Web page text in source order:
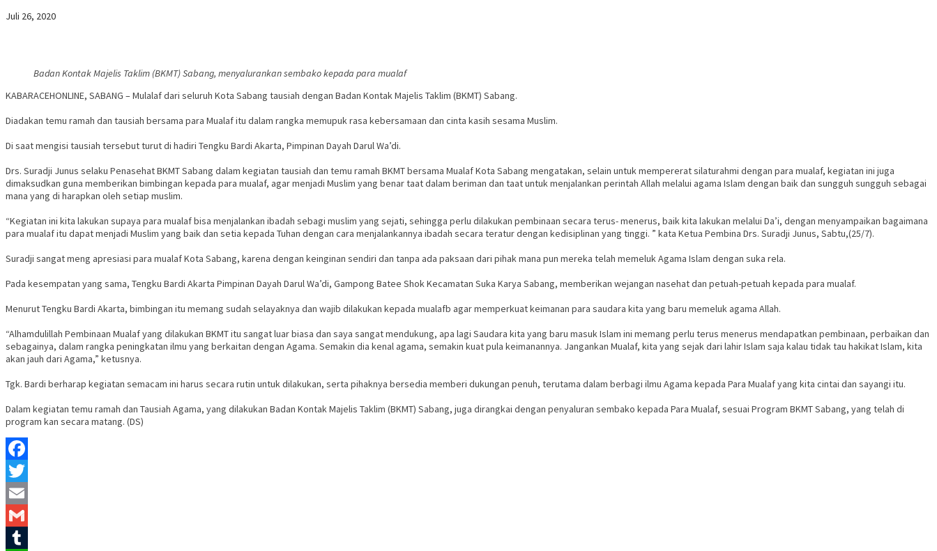
Juli 26, 2020
Badan Kontak Majelis Taklim (BKMT) Sabang, menyalurankan sembako kepada para mualaf
KABARACEHONLINE, SABANG – Mulalaf dari seluruh Kota Sabang tausiah dengan Badan Kontak Majelis Taklim (BKMT) Sabang.
Diadakan temu ramah dan tausiah bersama para Mualaf itu dalam rangka memupuk rasa kebersamaan dan cinta kasih sesama Muslim.
Di saat mengisi tausiah tersebut turut di hadiri Tengku Bardi Akarta, Pimpinan Dayah Darul Wa’di.
Drs. Suradji Junus selaku Penasehat BKMT Sabang dalam kegiatan tausiah dan temu ramah BKMT bersama Mualaf Kota Sabang mengatakan, selain untuk mempererat silaturahmi dengan para mualaf, kegiatan ini juga
dimaksudkan guna memberikan bimbingan kepada para mualaf, agar menjadi Muslim yang benar taat dalam beriman dan taat untuk menjalankan perintah Allah melalui agama Islam dengan baik dan sungguh sungguh sebagai
mana yang di harapkan oleh setiap muslim.
“Kegiatan ini kita lakukan supaya para mualaf bisa menjalankan ibadah sebagi muslim yang sejati, sehingga perlu dilakukan pembinaan secara terus- menerus, baik kita lakukan melalui Da’i, dengan menyampaikan bagaimana
para mualaf itu dapat menjadi Muslim yang baik dan setia kepada Tuhan dengan cara menjalankannya ibadah secara teratur dengan kedisiplinan yang tinggi. ” kata Ketua Pembina Drs. Suradji Junus, Sabtu,(25/7).
Suradji sangat meng apresiasi para mualaf Kota Sabang, karena dengan keinginan sendiri dan tanpa ada paksaan dari pihak mana pun mereka telah memeluk Agama Islam dengan suka rela.
Pada kesempatan yang sama, Tengku Bardi Akarta Pimpinan Dayah Darul Wa’di, Gampong Batee Shok Kecamatan Suka Karya Sabang, memberikan wejangan nasehat dan petuah-petuah kepada para mualaf.
Menurut Tengku Bardi Akarta, bimbingan itu memang sudah selayaknya dan wajib dilakukan kepada mualafb agar memperkuat keimanan para saudara kita yang baru memeluk agama Allah.
“Alhamdulillah Pembinaan Mualaf yang dilakukan BKMT itu sangat luar biasa dan saya sangat mendukung, apa lagi Saudara kita yang baru masuk Islam ini memang perlu terus menerus mendapatkan pembinaan, perbaikan dan
sebagainya, dalam rangka peningkatan ilmu yang berkaitan dengan Agama. Semakin dia kenal agama, semakin kuat pula keimanannya. Jangankan Mualaf, kita yang sejak dari lahir Islam saja kalau tidak tau hakikat Islam, kita
akan jauh dari Agama,” ketusnya.
Tgk. Bardi berharap kegiatan semacam ini harus secara rutin untuk dilakukan, serta pihaknya bersedia memberi dukungan penuh, terutama dalam berbagi ilmu Agama kepada Para Mualaf yang kita cintai dan sayangi itu.
Dalam kegiatan temu ramah dan Tausiah Agama, yang dilakukan Badan Kontak Majelis Taklim (BKMT) Sabang, juga dirangkai dengan penyaluran sembako kepada Para Mualaf, sesuai Program BKMT Sabang, yang telah di
program kan secara matang. (DS)
Facebook
Twitter
Email
Gmail